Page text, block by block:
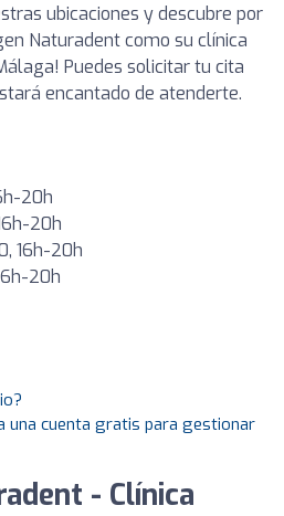
ubicaciones y descubre por
Naturadent como su clínica
Puedes solicitar tu cita
encantado de atenderte.
20h
20h
16h-20h
20h
una cuenta gratis para gestionar
- Clínica